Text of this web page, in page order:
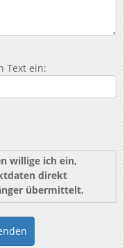
Text ein:
willige ich ein,
direkt
übermittelt.